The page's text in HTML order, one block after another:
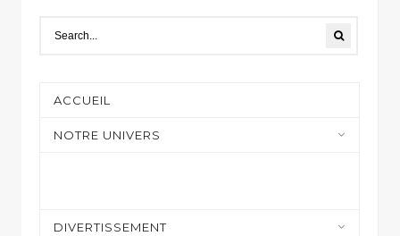
ACCUEIL
NOTRE UNIVERS
Casino et jeux en ligne
DIVERTISSEMENT